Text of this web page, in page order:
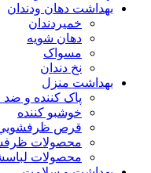
بهداشت دهان ودندان
خمیردندان
دهان شویه
مسواک
نخ دندان
بهداشت منزل
پاک کننده و
خوشبو کننده
قرص
محصولات
محصولات